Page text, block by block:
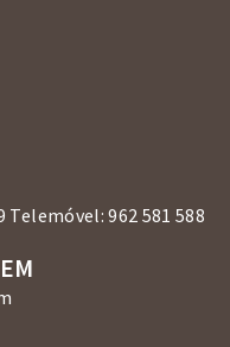
Telemóvel: 962 581 588